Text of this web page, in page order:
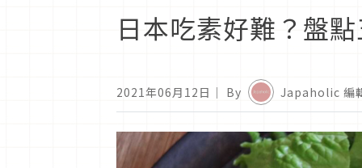
日本吃素好難？盤
2021年06月12日 ｜ By Japaholic 編